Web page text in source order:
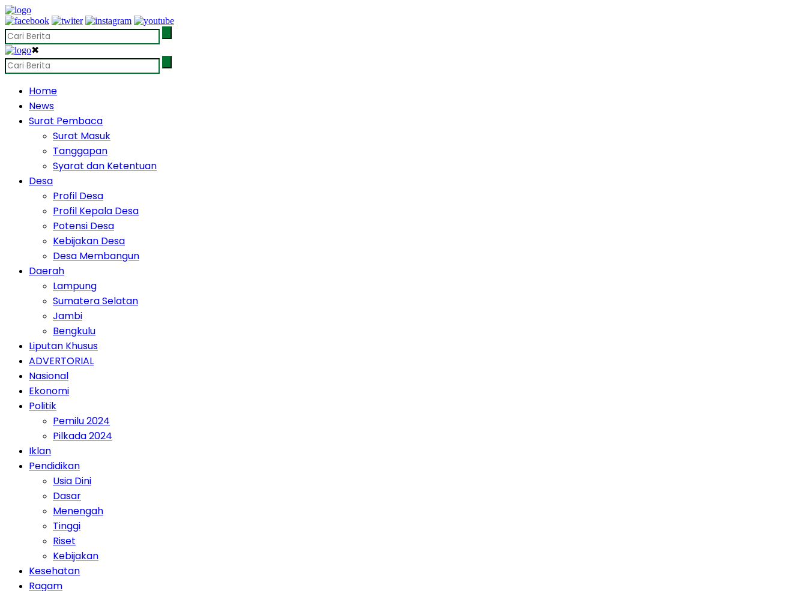
✖
Home
News
Surat Pembaca
Surat Masuk
Tanggapan
Syarat dan Ketentuan
Desa
Profil Desa
Profil Kepala Desa
Potensi Desa
Kebijakan Desa
Desa Membangun
Daerah
Lampung
Sumatera Selatan
Jambi
Bengkulu
Liputan Khusus
ADVERTORIAL
Nasional
Ekonomi
Politik
Pemilu 2024
Pilkada 2024
Iklan
Pendidikan
Usia Dini
Dasar
Menengah
Tinggi
Riset
Kebijakan
Kesehatan
Ragam